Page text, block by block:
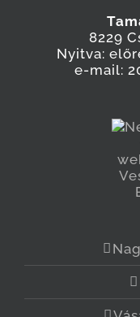
8229
Nyitva:
e-mail: